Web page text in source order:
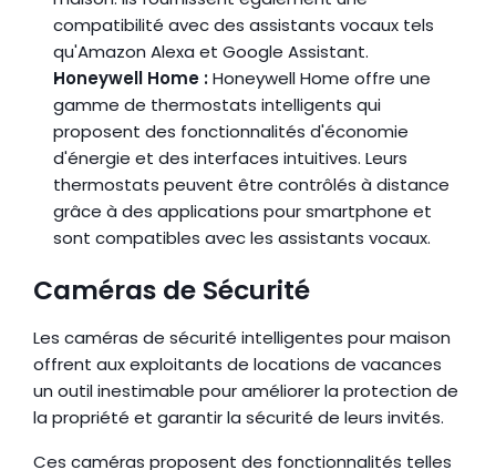
compatibilité avec des assistants vocaux tels
qu'Amazon Alexa et Google Assistant.
Honeywell Home : Honeywell Home offre une
gamme de thermostats intelligents qui
proposent des fonctionnalités d'économie
d'énergie et des interfaces intuitives. Leurs
thermostats peuvent être contrôlés à distance
grâce à des applications pour smartphone et
sont compatibles avec les assistants vocaux.
Caméras de Sécurité
Les caméras de sécurité intelligentes pour maison
offrent aux exploitants de locations de vacances
un outil inestimable pour améliorer la protection de
la propriété et garantir la sécurité de leurs invités.
Ces caméras proposent des fonctionnalités telles